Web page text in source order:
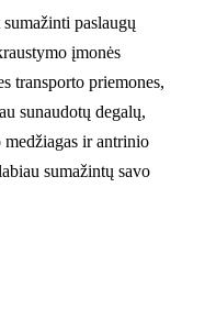
paslaugų
įmonės
transporto priemones,
sunaudotų degalų,
ir antrinio
sumažintų savo